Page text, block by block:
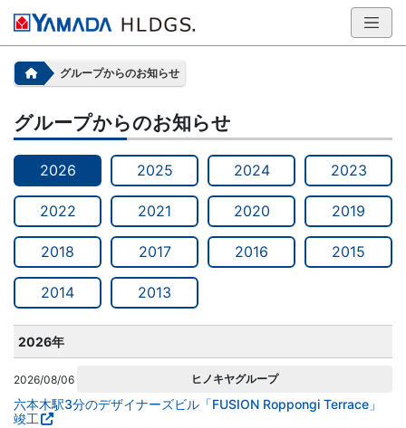
グループからのお知らせ
グループからのお知らせ
2026 2025 2024 2023
2022 2021 2020 2019
2018 2017 2016 2015
2014 2013
2026年
2026/08/06 ヒノキヤグループ
六本木駅3分のデザイナーズビル「FUSION Roppongi Terrace」
竣工